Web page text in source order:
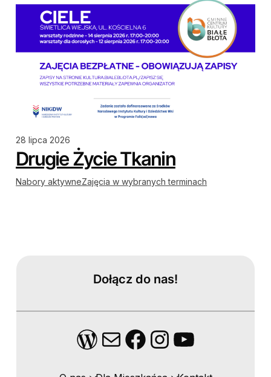
28 lipca 2026
Drugie Życie Tkanin
Nabory aktywneZajęcia w wybranych terminach
Dołącz do nas!
WordPress
MailFacebook
Instagram
YouTube